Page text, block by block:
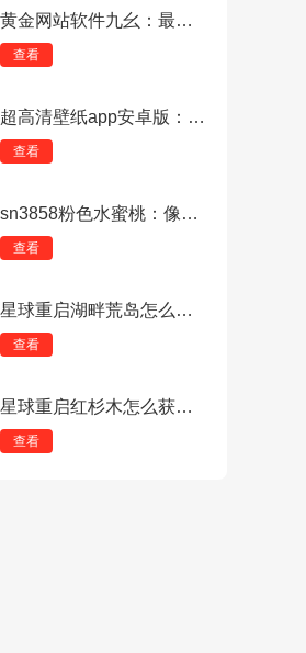
黄金网站软件九幺：最热门的小姐姐尤物直播，主播资源整合！
查看
超高清壁纸app安卓版：可以免费更换壁纸的软件，分类齐全！
查看
sn3858粉色水蜜桃：像素与3D的碰撞，到底是巧合还是命运？
查看
星球重启湖畔荒岛怎么去？星球重启湖畔荒岛进入方法
查看
星球重启红杉木怎么获得？星球重启红杉木获得方法
查看